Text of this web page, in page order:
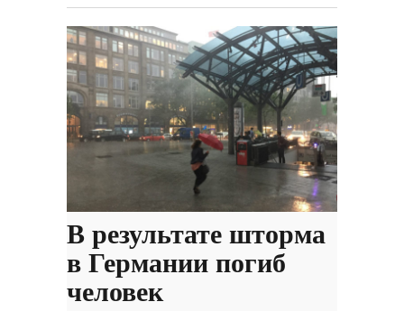
В результате шторма
в Германии погиб
человек